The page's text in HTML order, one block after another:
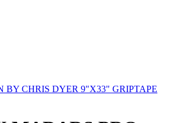
BY CHRIS DYER 9"X33" GRIPTAPE